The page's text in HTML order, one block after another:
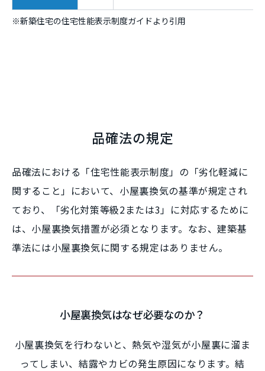
※新築住宅の住宅性能表示制度ガイドより引用
品確法の規定
品確法における「住宅性能表示制度」の「劣化軽減に
関すること」において、小屋裏換気の基準が規定され
ており、「劣化対策等級2または3」に対応するために
は、小屋裏換気措置が必須となります。なお、建築基
準法には小屋裏換気に関する規定はありません。
小屋裏換気はなぜ必要なのか？
小屋裏換気を行わないと、熱気や湿気が小屋裏に溜ま
ってしまい、結露やカビの発生原因になります。結